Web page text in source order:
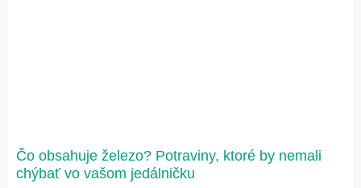
Čo obsahuje železo? Potraviny, ktoré by nemali
chýbať vo vašom jedálničku